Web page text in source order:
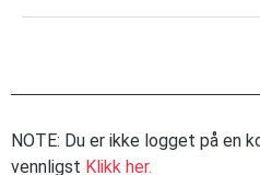
NOTE: Du er ikke logget på en
vennligst Klikk her.